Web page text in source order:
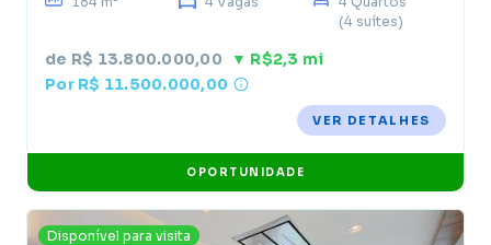
(4 suítes)
de R$ 13.800.000,00
▼ R$2,3 mi
Por R$ 11.500.000,00
VER DETALHES
OPORTUNIDADE
Disponível para visita